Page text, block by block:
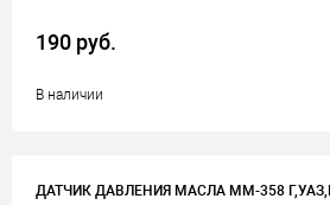
190 руб.
В наличии
ДАТЧИК ДАВЛЕНИЯ МАСЛА ММ-358